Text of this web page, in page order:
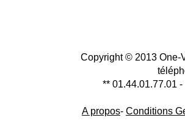
Copyright © 2013 One-
** 01.44.01.77.01
A propos- Conditions